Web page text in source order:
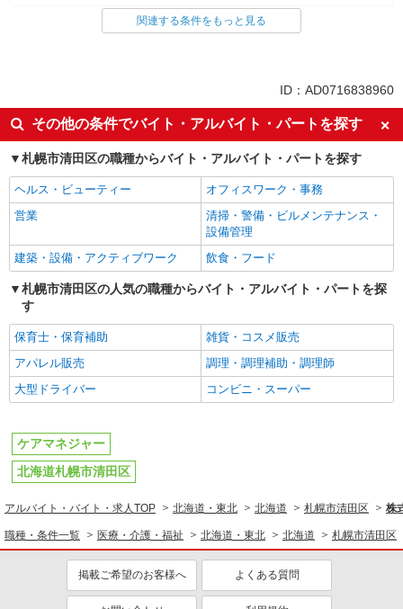
関連する条件をもっと見る
ID：AD0716838960
その他の条件でバイト・アルバイト・パートを探す
札幌市清田区の職種からバイト・アルバイト・パートを探す
ヘルス・ビューティー
オフィスワーク・事務
営業
清掃・警備・ビルメンテナンス・
設備管理
建築・設備・アクティブワーク
飲食・フード
札幌市清田区の人気の職種からバイト・アルバイト・パートを探
す
保育士・保育補助
雑貨・コスメ販売
アパレル販売
調理・調理補助・調理師
大型ドライバー
コンビニ・スーパー
ケアマネジャー
北海道札幌市清田区
アルバイト・バイト・求人TOP 北海道・東北 北海道 札幌市清田区 株
職種・条件一覧 医療・介護・福祉 北海道・東北 北海道 札幌市清田区
掲載ご希望のお客様へ よくある質問